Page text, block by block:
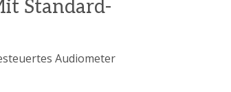
Standard-
Audiometer